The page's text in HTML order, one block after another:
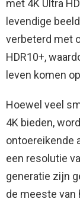
met 4K Ultra
levendige
verbeterd met
HDR10+,
leven komen
Hoewel veel
4K bieden,
ontoereikende
een resolutie
generatie zijn
de meeste van